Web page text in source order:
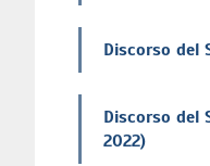
Discorso del
Discorso del
2022)